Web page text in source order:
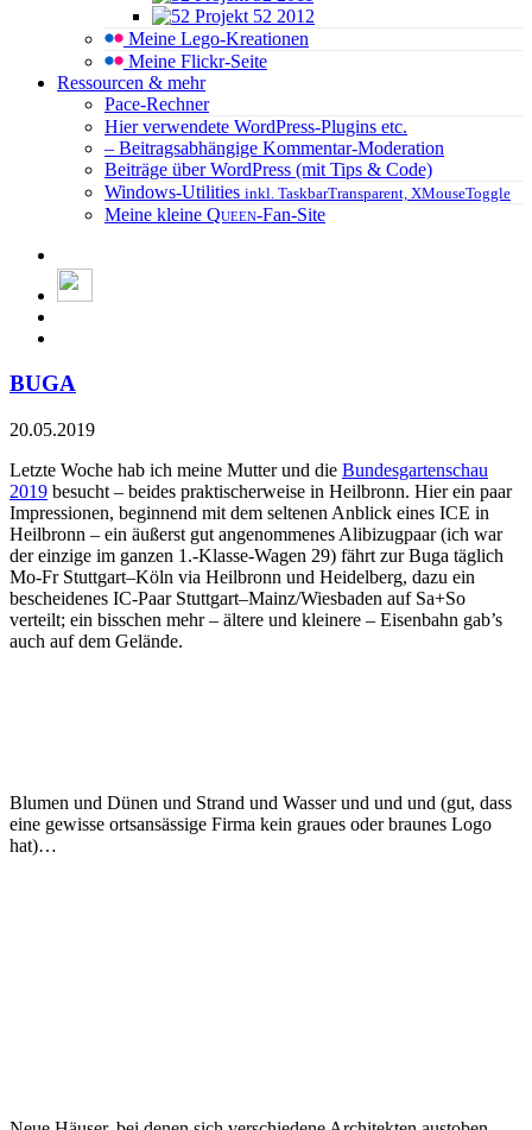
Projekt 52 2012
Meine Lego-Kreationen
Meine Flickr-Seite
Ressourcen & mehr
Pace-Rechner
Hier verwendete WordPress-Plugins etc.
– Beitragsabhängige Kommentar-Moderation
Beiträge über WordPress (mit Tips & Code)
Windows-Utilities inkl. TaskbarTransparent, XMouseToggle
Meine kleine Queen-Fan-Site
BUGA
20.05.2019
Letzte Woche hab ich meine Mutter und die Bundesgartenschau
2019 besucht – beides praktischerweise in Heilbronn. Hier ein paar
Impressionen, beginnend mit dem seltenen Anblick eines ICE in
Heilbronn – ein äußerst gut angenommenes Alibizugpaar (ich war
der einzige im ganzen 1.-Klasse-Wagen 29) fährt zur Buga täglich
Mo-Fr Stuttgart–Köln via Heilbronn und Heidelberg, dazu ein
bescheidenes IC-Paar Stuttgart–Mainz/Wiesbaden auf Sa+So
verteilt; ein bisschen mehr – ältere und kleinere – Eisenbahn gab’s
auch auf dem Gelände.
Blumen und Dünen und Strand und Wasser und und und (gut, dass
eine gewisse ortsansässige Firma kein graues oder braunes Logo
hat)…